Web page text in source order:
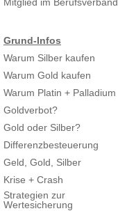
Grund-Infos
Warum Silber kaufen
Warum Gold kaufen
Warum Platin + Palladium
Goldverbot?
Gold oder Silber?
Differenzbesteuerung
Geld, Gold, Silber
Krise + Crash
Strategien zur
Wertesicherung